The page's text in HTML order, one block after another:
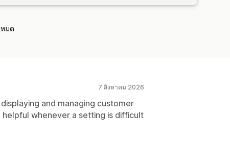
มด
7 สิงหาคม 2026
and managing customer
whenever a setting is difficult